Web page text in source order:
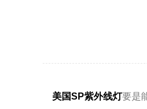
美国SP紫外线灯要是